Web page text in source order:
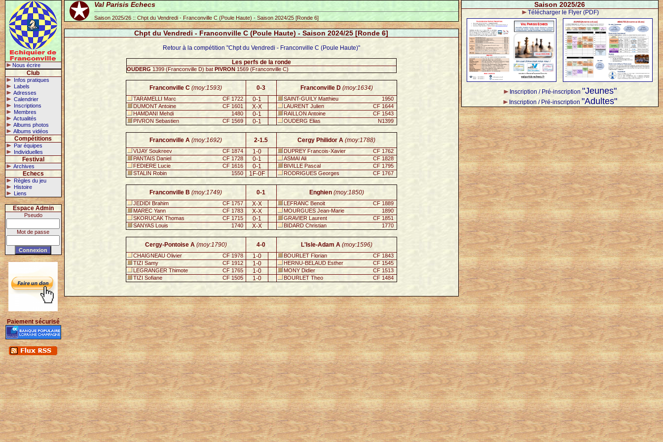
Nous écrire
Club
Infos pratiques
Labels
Adresses
Calendrier
Inscriptions
Membres
Actualités
Albums photos
Albums vidéos
Compétitions
Par équipes
Individuelles
Festival
Archives
Echecs
Règles du jeu
Histoire
Liens
Espace Admin
Pseudo
Mot de passe
Paiement sécurisé
Val Parisis Echecs
Saison 2025/26 :: Chpt du Vendredi - Franconville C (Poule Haute) - Saison 2024/25 [Ronde 6]
Chpt du Vendredi - Franconville C (Poule Haute) - Saison 2024/25 [Ronde 6]
Retour à la compétition "Chpt du Vendredi - Franconville C (Poule Haute)"
Les perfs de la ronde
OUDERG 1399 (Franconville D) bat PIVRON1569 (Franconville C)
Franconville C (moy:1593) 0-3 Franconville D (moy:1634)
TARAMELLI Marc CF 1722 0-1 SAINT-GUILY Matthieu
1950
DUMONT Antoine
CF 1601 X-X LAURENT Julien
CF 1644
HAMDANI Mehdi
1480 0-1 RAILLON Antoine
CF 1543
PIVRON Sebastien
CF 1569 0-1 OUDERG Elias N1399
Franconville A (moy:1692) 2-1.5 Cergy Philidor A (moy:1788)
VIJAY Soukreev CF 1874 1-0 DUPREY Francois-Xavier
CF 1762
PANTAIS Daniel
CF 1728 0-1 ASMAI Ali
CF 1828
FEDIERE Lucie
CF 1616 0-1 BIVILLE Pascal
CF 1795
STALIN Robin
1550 1F-0F RODRIGUES Georges CF 1767
Franconville B (moy:1749) 0-1 Enghien (moy:1850)
JEDIDI Brahim CF 1757 X-X LEFRANC Benoit
CF 1889
MAREC Yann
CF 1783 X-X MOURGUES Jean-Marie
1890
SKORUCAK Thomas
CF 1715 0-1 GRAVIER Laurent
CF 1851
SANYAS Louis
1740 X-X BIDARD Christian 1770
Cergy-Pontoise A (moy:1790) 4-0 L'Isle-Adam A (moy:1596)
CHAIGNEAU Olivier CF 1978 1-0 BOURLET Florian
CF 1843
TIZI Samy
CF 1912 1-0 HERNU-BELAUD Esther
CF 1545
LEGRANGER Thimote
CF 1765 1-0 MONY Didier
CF 1513
TIZI Sofiane
CF 1505 1-0 BOURLET Theo CF 1484
Saison 2025/26
Télécharger le Flyer (PDF)
Inscription / Pré-inscription "Jeunes"
Inscription / Pré-inscription "Adultes"